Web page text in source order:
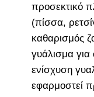
προσεκτικό
(πίσσα,
καθαρισμός
γυάλισμα για
ενίσχυση
εφαρμοστεί